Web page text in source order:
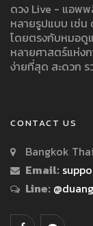
ดวง Live - แอพ
หลายรูปแบบ เช่
โดยตรงกับหมอดู
หลายศาสตร์แห่ง
ง่ายที่สุด สะดวก
CONTACT US
Bangkok
Email:
Line: